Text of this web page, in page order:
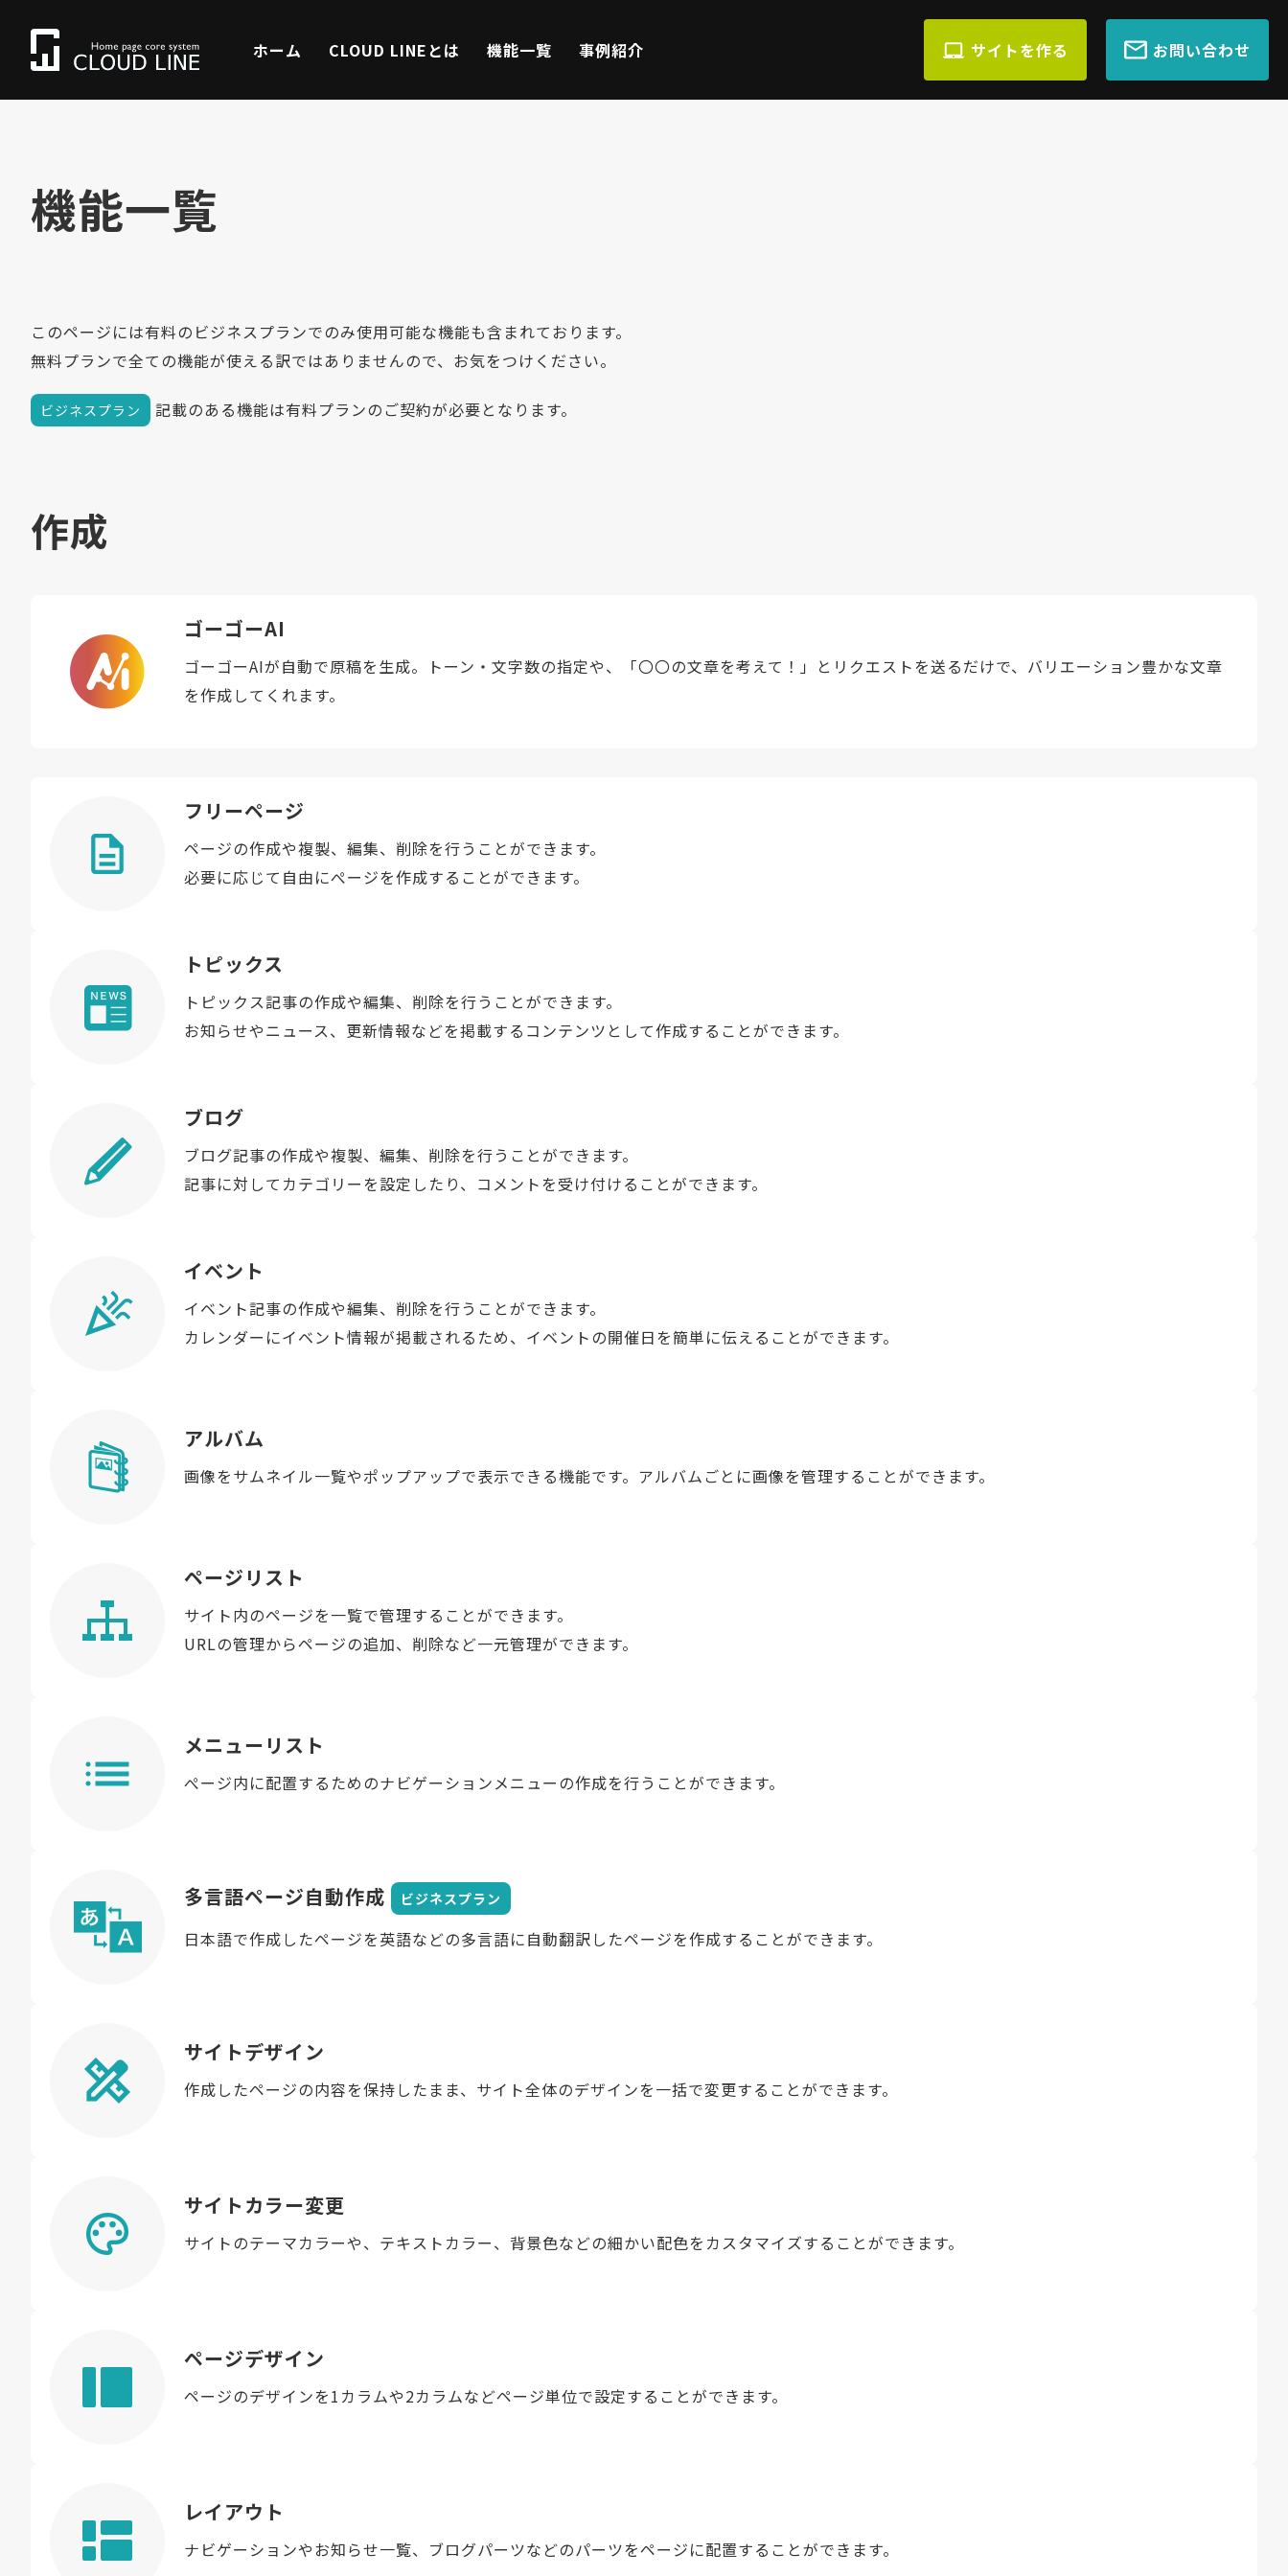
ホーム CLOUD LINEとは 機能一覧 事例紹介 サイトを作る お問い合わせ
機能一覧
このページには有料のビジネスプランでのみ使用可能な機能も含まれております。
無料プランで全ての機能が使える訳ではありませんので、お気をつけください。
ビジネスプラン 記載のある機能は有料プランのご契約が必要となります。
作成
ゴーゴーAI
ゴーゴーAIが自動で原稿を生成。トーン・文字数の指定や、「〇〇の文章を考えて！」とリクエストを送るだけで、バリエーション豊かな文章
を作成してくれます。
フリーページ
ページの作成や複製、編集、削除を行うことができます。
必要に応じて自由にぺージを作成することができます。
トピックス
トピックス記事の作成や編集、削除を行うことができます。
お知らせやニュース、更新情報などを掲載するコンテンツとして作成することができます。
ブログ
ブログ記事の作成や複製、編集、削除を行うことができます。
記事に対してカテゴリーを設定したり、コメントを受け付けることができます。
イベント
イベント記事の作成や編集、削除を行うことができます。
カレンダーにイベント情報が掲載されるため、イベントの開催日を簡単に伝えることができます。
アルバム
画像をサムネイル一覧やポップアップで表示できる機能です。アルバムごとに画像を管理することができます。
ページリスト
サイト内のページを一覧で管理することができます。
URLの管理からページの追加、削除など一元管理ができます。
メニューリスト
ぺージ内に配置するためのナビゲーションメニューの作成を行うことができます。
多言語ページ自動作成 ビジネスプラン
日本語で作成したページを英語などの多言語に自動翻訳したページを作成することができます。
サイトデザイン
作成したページの内容を保持したまま、サイト全体のデザインを一括で変更することができます。
サイトカラー変更
サイトのテーマカラーや、テキストカラー、背景色などの細かい配色をカスタマイズすることができます。
ページデザイン
ページのデザインを1カラムや2カラムなどページ単位で設定することができます。
レイアウト
ナビゲーションやお知らせ一覧、ブログパーツなどのパーツをページに配置することができます。